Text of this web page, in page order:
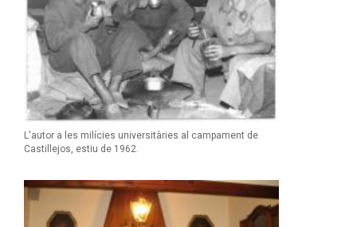
L'autor a les milícies universitàries al campament de
Castillejos, estiu de 1962.